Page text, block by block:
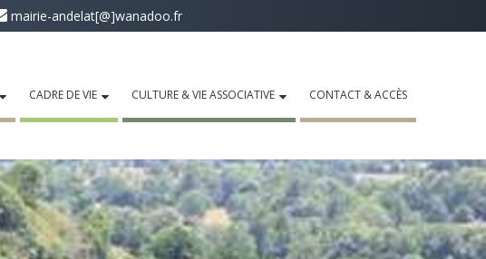
mairie-andelat[@]wanadoo.fr
CADRE DE VIE CULTURE & VIE ASSOCIATIVE CONTACT & ACCÈS